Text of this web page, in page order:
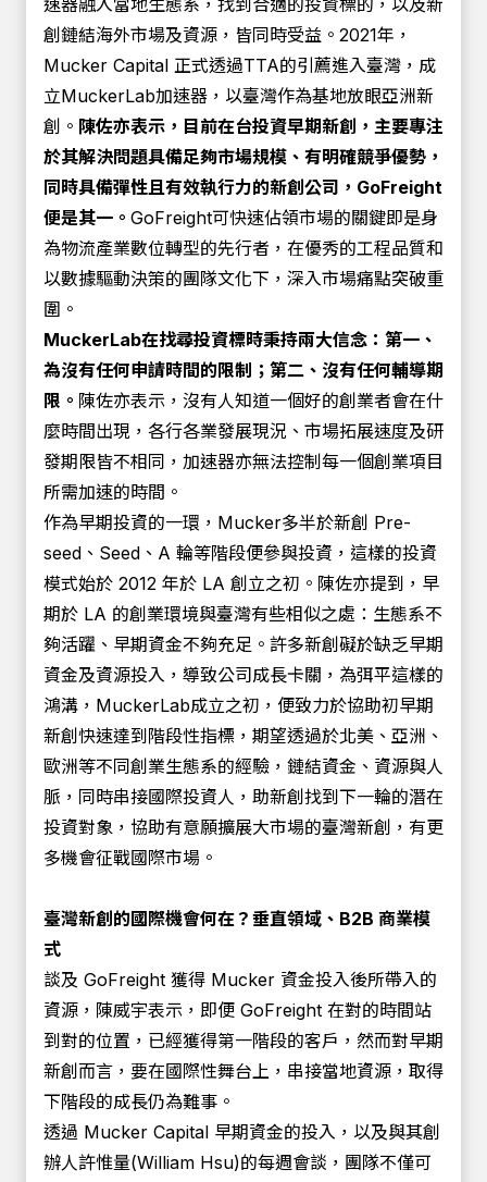
速器融入當地生態系，找到合適的投資標的，以及新
創鏈結海外市場及資源，皆同時受益。2021年，
Mucker Capital 正式透過TTA的引薦進入臺灣，成
立MuckerLab加速器，以臺灣作為基地放眼亞洲新
創。 陳佐亦表示，目前在台投資早期新創，主要專注
於其解決問題具備足夠市場規模、有明確競爭優勢，
同時具備彈性且有效執行力的新創公司，GoFreight
便是其一。 GoFreight可快速佔領市場的關鍵即是身
為物流產業數位轉型的先行者，在優秀的工程品質和
以數據驅動決策的團隊文化下，深入市場痛點突破重
圍。
MuckerLab在找尋投資標時秉持兩大信念：第一、
為沒有任何申請時間的限制；第二、沒有任何輔導期
限。 陳佐亦表示，沒有人知道一個好的創業者會在什
麼時間出現，各行各業發展現況、市場拓展速度及研
發期限皆不相同，加速器亦無法控制每一個創業項目
所需加速的時間。
作為早期投資的一環，Mucker多半於新創 Pre-
seed、Seed、A 輪等階段便參與投資，這樣的投資
模式始於 2012 年於 LA 創立之初。陳佐亦提到，早
期於 LA 的創業環境與臺灣有些相似之處：生態系不
夠活躍、早期資金不夠充足。許多新創礙於缺乏早期
資金及資源投入，導致公司成長卡關，為弭平這樣的
鴻溝，MuckerLab成立之初，便致力於協助初早期
新創快速達到階段性指標，期望透過於北美、亞洲、
歐洲等不同創業生態系的經驗，鏈結資金、資源與人
脈，同時串接國際投資人，助新創找到下一輪的潛在
投資對象，協助有意願擴展大市場的臺灣新創，有更
多機會征戰國際市場。
臺灣新創的國際機會何在？垂直領域、B2B 商業模
式
談及 GoFreight 獲得 Mucker 資金投入後所帶入的
資源，陳威宇表示，即便 GoFreight 在對的時間站
到對的位置，已經獲得第一階段的客戶，然而對早期
新創而言，要在國際性舞台上，串接當地資源，取得
下階段的成長仍為難事。
透過 Mucker Capital 早期資金的投入，以及與其創
辦人許惟量(William Hsu)的每週會談，團隊不僅可